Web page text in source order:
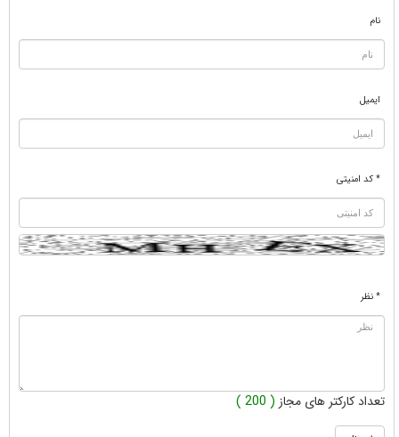
نام
ایمیل
* کد امنیتی
* نظر
تعداد کارکتر های مجاز ( 200 )